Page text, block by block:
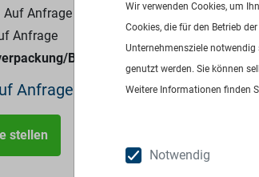
Auf Anfrage
Anfrage
Bereitstellungsart:
Anfrage
stellen
Wir verwenden Cookies, um
Cookies, die für den Betrieb
Unternehmensziele
genutzt werden. Sie können
Weitere Informationen finden
Notwendig